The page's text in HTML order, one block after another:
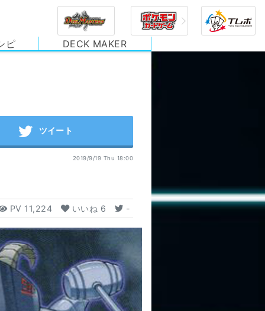
ピ DECK MAKER
2019/9/19 Thu 18:00
PV 11,224 いいね 6 -